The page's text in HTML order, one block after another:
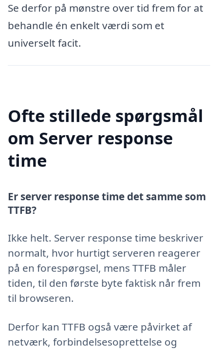
Se derfor på mønstre over tid frem for at
behandle én enkelt værdi som et
universelt facit.
Ofte stillede spørgsmål
om Server response
time
Er server response time det samme som
TTFB?
Ikke helt. Server response time beskriver
normalt, hvor hurtigt serveren reagerer
på en forespørgsel, mens TTFB måler
tiden, til den første byte faktisk når frem
til browseren.
Derfor kan TTFB også være påvirket af
netværk, forbindelsesoprettelse og